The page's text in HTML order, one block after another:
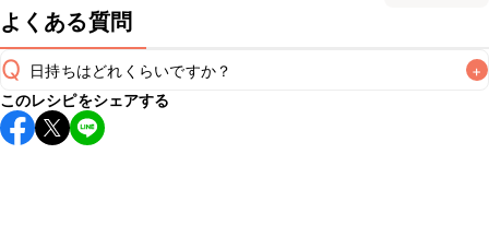
よくある質問
Q 日持ちはどれくらいですか？ +
保存期間は冷蔵で当日中が目安です。なるべくお早めにお召
し上がりください。
このレシピをシェアする